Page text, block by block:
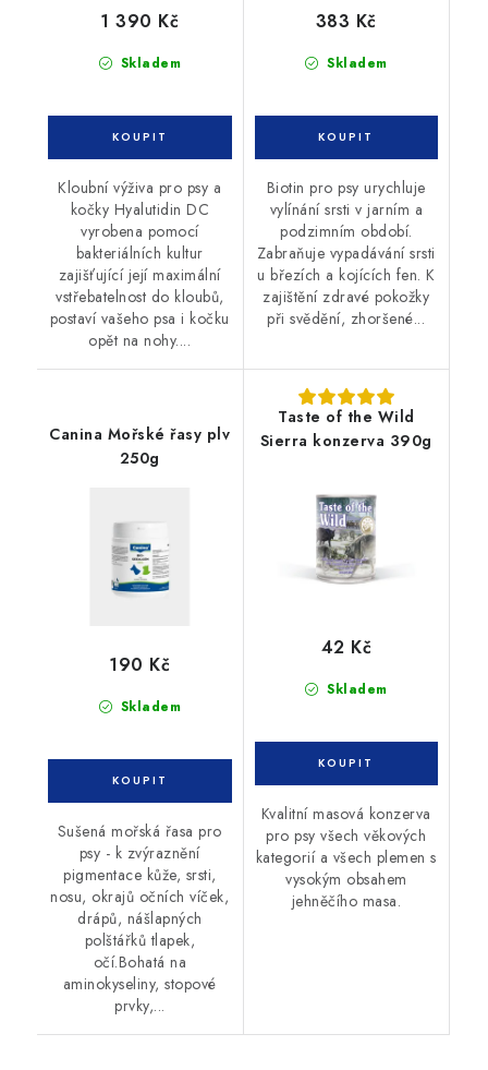
Skladem
1 390 Kč
Kloubní výživa pro psy a
kočky Hyalutidin DC
vyrobena pomocí
bakteriálních kultur
zajišťující její maximální
vstřebatelnost do kloubů,
postaví vašeho psa i kočku
opět na nohy....
Skladem
383 Kč
Biotin pro psy urychluje
vylínání srsti v jarním a
podzimním období.
Zabraňuje vypadávání srsti
u březích a kojících fen. K
zajištění zdravé pokožky
při svědění, zhoršené...
Canina Mořské řasy plv
250g
Skladem
190 Kč
Sušená mořská řasa pro
psy - k zvýraznění
pigmentace kůže, srsti,
nosu, okrajů očních víček,
drápů, nášlapných
polštářků tlapek,
očí.Bohatá na
aminokyseliny, stopové
prvky,...
Taste of the Wild
Sierra konzerva 390g
Skladem
42 Kč
Kvalitní masová konzerva
pro psy všech věkových
kategorií a všech plemen s
vysokým obsahem
jehněčího masa.